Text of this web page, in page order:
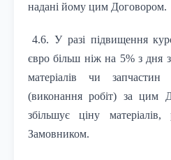
надані йому цим Договором.
4.6. У разі підвищення
євро більш ніж на 5% з дня
матеріалів чи
(виконання робіт) за цим
збільшує ціну
Замовником.